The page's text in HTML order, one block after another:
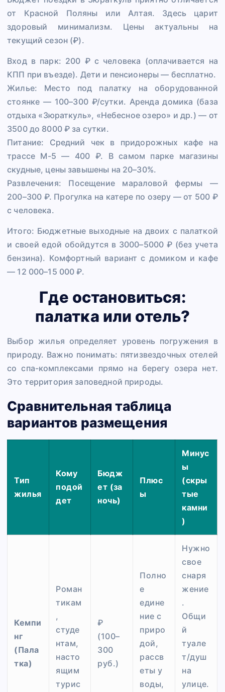
от Красной Поляны или Алтая. Здесь царит
здоровый минимализм. Цены актуальны на
текущий сезон (₽).
Вход в парк: 200 ₽ с человека (оплачивается на
КПП при въезде). Дети и пенсионеры — бесплатно.
Жилье: Место под палатку на оборудованной
стоянке — 100–300 ₽/сутки. Аренда домика (база
отдыха «Зюраткуль», «Небесное озеро» и др.) — от
3500 до 8000 ₽ за сутки.
Питание: Средний чек в придорожных кафе на
трассе М-5 — 400 ₽. В самом парке магазины
скудные, цены завышены на 20–30%.
Развлечения: Посещение мараловой фермы —
200–300 ₽. Прогулка на катере по озеру — от 500 ₽
с человека.
Итого: Бюджетные выходные на двоих с палаткой
и своей едой обойдутся в 3000–5000 ₽ (без учета
бензина). Комфортный вариант с домиком и кафе
— 12 000–15 000 ₽.
Где остановиться:
палатка или отель?
Выбор жилья определяет уровень погружения в
природу. Важно понимать: пятизвездочных отелей
со спа-комплексами прямо на берегу озера нет.
Это территория заповедной природы.
Сравнительная таблица
вариантов размещения
Тип
жилья
Кому
подой
дет
Бюдж
ет (за
ночь)
Плюс
ы
Минус
ы
(скры
тые
камни
)
Кемпи
нг
(Пала
тка)
Роман
тикам
,
студе
нтам,
насто
ящим
турис
₽
(100–
300
руб.)
Полно
е
едине
ние с
приро
дой,
рассв
еты у
воды,
Нужно
свое
снаря
жение
.
Общи
й
туале
т/душ
на
улице.